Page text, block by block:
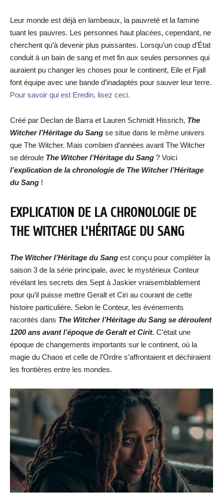
Leur monde est déjà en lambeaux, la pauvreté et la famine
tuant les pauvres. Les personnes haut placées, cependant, ne
cherchent qu’à devenir plus puissantes. Lorsqu’un coup d’État
conduit à un bain de sang et met fin aux seules personnes qui
auraient pu changer les choses pour le continent, Eile et Fjall
font équipe avec une bande d’inadaptés pour sauver leur terre.
Pour savoir qui est Eredin, lisez ceci.
Créé par Declan de Barra et Lauren Schmidt Hissrich, The
Witcher l’Héritage du Sang se situe dans le même univers
que The Witcher. Mais combien d’années avant The Witcher
se déroule The Witcher l’Héritage du Sang ? Voici
l’explication de la chronologie de The Witcher l’Héritage
du Sang !
EXPLICATION DE LA CHRONOLOGIE DE
THE WITCHER L’HÉRITAGE DU SANG
The Witcher l’Héritage du Sang est conçu pour compléter la
saison 3 de la série principale, avec le mystérieux Conteur
révélant les secrets des Sept à Jaskier vraisemblablement
pour qu’il puisse mettre Geralt et Ciri au courant de cette
histoire particulière. Selon le Conteur, les événements
racontés dans The Witcher l’Héritage du Sang se déroulent
1200 ans avant l’époque de Geralt et Cirit. C’était une
époque de changements importants sur le continent, où la
magie du Chaos et celle de l’Ordre s’affrontaient et déchiraient
les frontières entre les mondes.